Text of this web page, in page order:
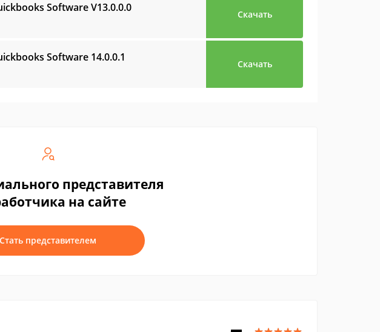
SoftwareV13.0.0.0
Скачать
Software 14.0.0.1
Скачать
представителя
на сайте
Стать представителем